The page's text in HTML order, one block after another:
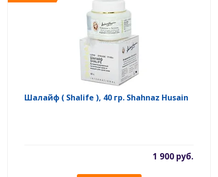
Шалайф ( Shalife ), 40 гр. Shahnaz Husain
1 900 руб.